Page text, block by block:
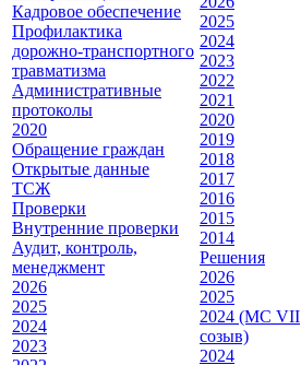
Кадровое обеспечение
Профилактика
дорожно-транспортного
травматизма
Административные
протоколы
2020
Обращение граждан
Открытые данные
ТСЖ
Проверки
Внутренние проверки
Аудит, контроль,
менеджмент
2026
2025
2024
2023
2025
2024
2023
2022
2021
2020
2019
2018
2017
2016
2015
2014
Решения
2026
2025
2024 (МС VII
созыв)
2024